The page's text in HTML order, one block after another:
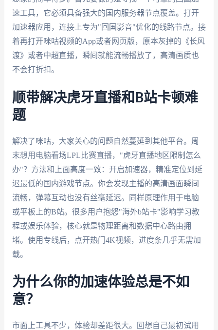
速工具，它必须具备强大的国内服务器节点覆盖。打开
加速器应用，连接上专为"回国影音"优化的线路节点。接
着再打开咪咕视频的App或者网页版，原本灰掉的《长风
渡》或者中超直播，瞬间就能流畅播放了，高清画质也
不会打折扣。
顺带解决虎牙直播和B站卡顿难
题
解决了咪咕，大家关心的问题自然蔓延到其他平台。周
末想用电脑看场LPL比赛直播，"虎牙直播地区限制怎么
办"？方法和上面高度一致：开启加速器，精准定位到延
迟最低的国内游戏节点。你会发现主播的高清画面瞬间
流畅，弹幕互动也没有丝毫延迟。同样原理作用于电脑
或平板上的B站。很多用户抱怨"海外b站卡"影响学习教
程或娱乐体验，核心就是物理距离和数据中心路由拥
堵。使用专线后，点开热门4K视频，进度条几乎无需加
载。
为什么你的加速体验总是不如
意？
市面上工具不少，体验却差距很大。回想自己最初试用